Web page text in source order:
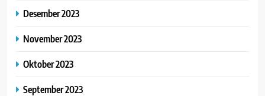
Desember 2023
November 2023
Oktober 2023
September 2023